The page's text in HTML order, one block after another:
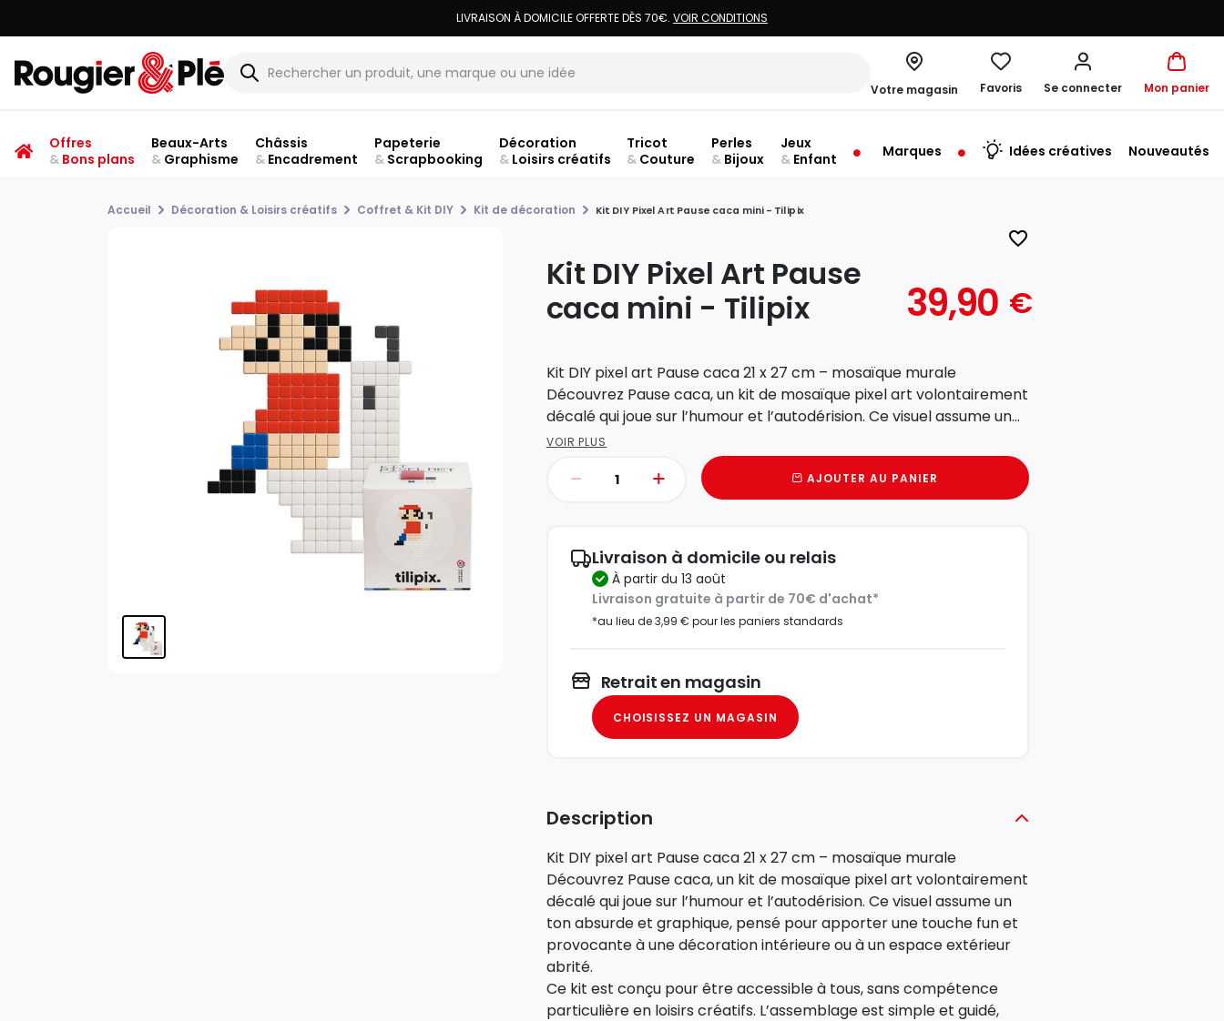
LIVRAISON À DOMICILE OFFERTE DÈS 70€. VOIR CONDITIONS
Votre magasin
Ferme à 19:30
Favoris Se connecter Mon panier
Offres
&Bons plans
Beaux-Arts
&Graphisme
Châssis
&Encadrement
Papeterie
&Scrapbooking
Décoration
&Loisirs créatifs
Tricot
& Couture
Perles
& Bijoux
Jeux
& Enfant Marques Idées créatives Nouveautés
Accueil Décoration & Loisirs créatifs Coffret & Kit DIY Kit de décoration Kit DIY Pixel Art Pause caca mini - Tilipix
favorite_border
Kit DIY Pixel Art Pause
caca mini - Tilipix
39,90 €
Kit DIY pixel art Pause caca 21 x 27 cm – mosaïque murale
Découvrez Pause caca, un kit de mosaïque pixel art volontairement
décalé qui joue sur l’humour et l’autodérision. Ce visuel assume un...
VOIR PLUS
AJOUTER AU PANIER
Livraison à domicile ou relais
à partir du 13 août
Livraison gratuite à partir de 70€ d'achat*
*au lieu de 3,99 € pour les paniers standards
Retrait en magasin
CHOISISSEZ UN MAGASIN
Description
Kit DIY pixel art Pause caca 21 x 27 cm – mosaïque murale
Découvrez Pause caca, un kit de mosaïque pixel art volontairement
décalé qui joue sur l’humour et l’autodérision. Ce visuel assume un
ton absurde et graphique, pensé pour apporter une touche fun et
provocante à une décoration intérieure ou à un espace extérieur
abrité.
Ce kit est conçu pour être accessible à tous, sans compétence
particulière en loisirs créatifs. L’assemblage est simple et guidé,